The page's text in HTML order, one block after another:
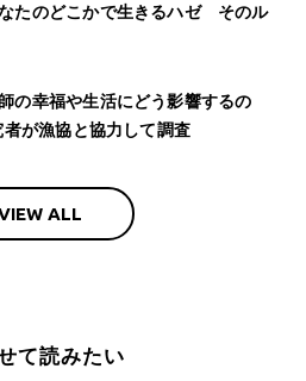
たのどこかで生きるハゼ そのル
の幸福や生活にどう影響するの
が漁協と協力して調査
ALL
て読みたい